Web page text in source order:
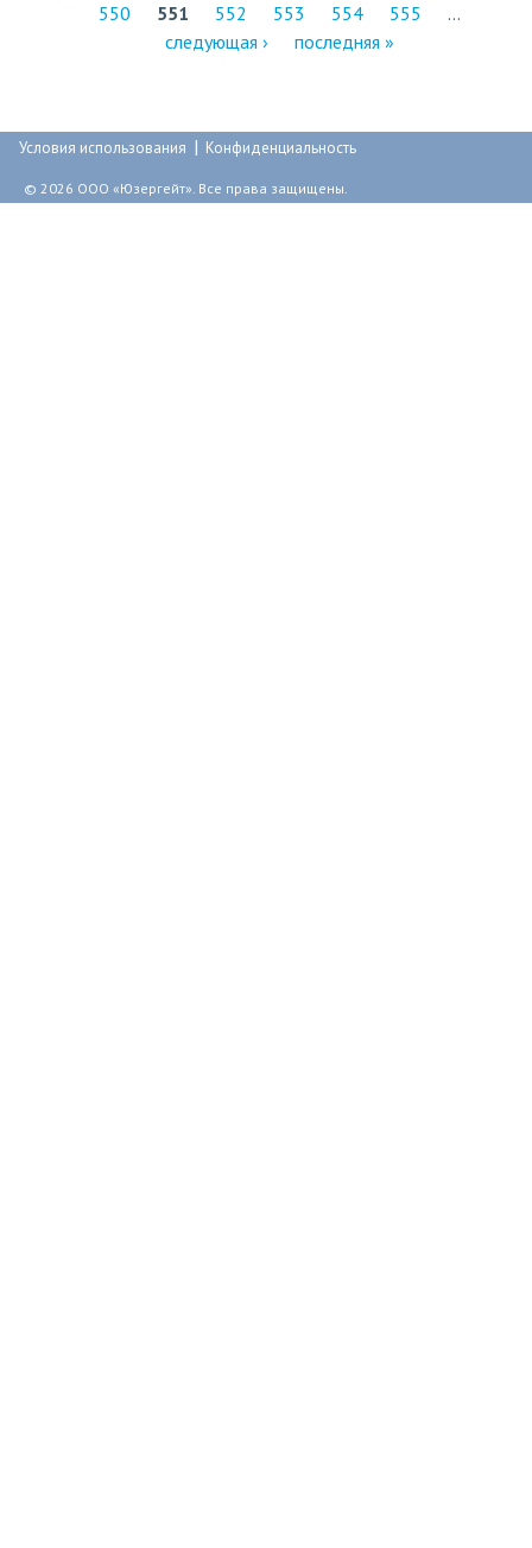
р
а
н
550
551 552 553 554 555
…
следующая ›
последняя »
Условия использования | Конфиденциальность
© 2026 ООО «Юзергейт». Все права защищены.